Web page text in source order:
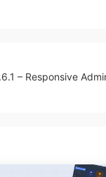
– Responsive